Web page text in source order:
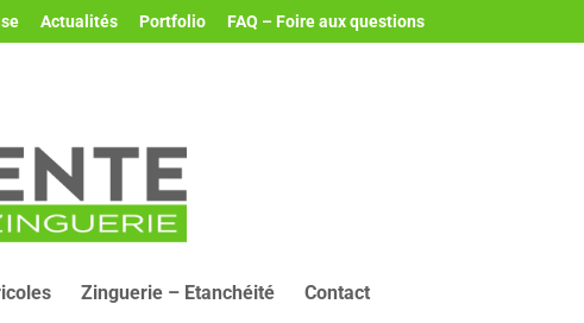
Actualités Portfolio FAQ – Foire aux questions
Zinguerie – Etanchéité Contact